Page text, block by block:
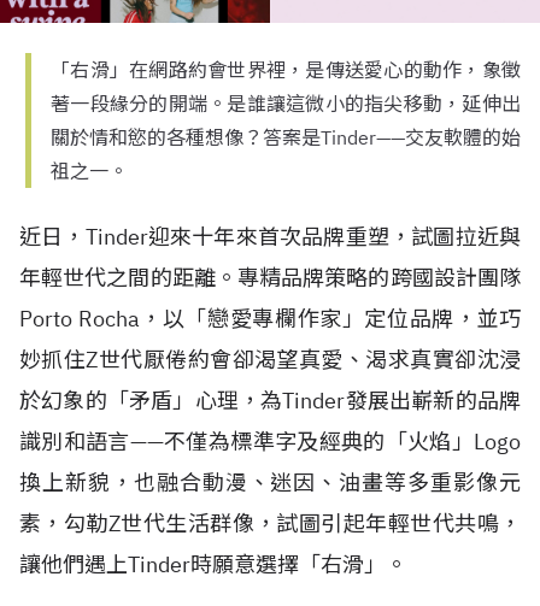
「右滑」在網路約會世界裡，是傳送愛心的動作，象徵
著一段緣分的開端。是誰讓這微小的指尖移動，延伸出
關於情和慾的各種想像？答案是Tinder——交友軟體的始
祖之一。
近日，Tinder迎來十年來首次品牌重塑，試圖拉近與
年輕世代之間的距離。專精品牌策略的跨國設計團隊
Porto Rocha，以「戀愛專欄作家」定位品牌，並巧
妙抓住Z世代厭倦約會卻渴望真愛、渴求真實卻沈浸
於幻象的「矛盾」心理，為Tinder發展出嶄新的品牌
識別和語言——不僅為標準字及經典的「火焰」Logo
換上新貌，也融合動漫、迷因、油畫等多重影像元
素，勾勒Z世代生活群像，試圖引起年輕世代共鳴，
讓他們遇上Tinder時願意選擇「右滑」。